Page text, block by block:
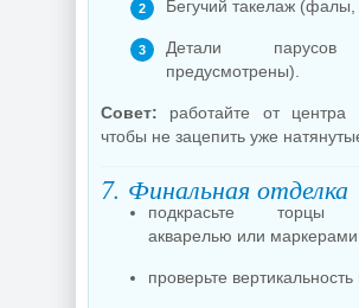
Бегучий такелаж (фалы,
Детали
предусмотрены).
Совет: работайте от центра
чтобы не зацепить уже
7. Финальная отделка
подкрасьте торцы
акварелью или
проверьте вертикальность